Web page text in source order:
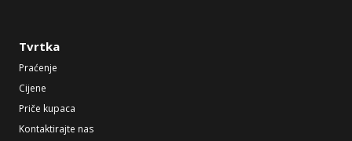
Tvrtka
Praćenje
Cijene
Priče kupaca
Kontaktirajte nas